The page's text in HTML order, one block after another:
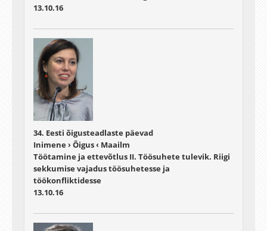
13.10.16
34. Eesti õigusteadlaste päevad
Inimene › Õigus ‹ Maailm
Töötamine ja ettevõtlus II. Töösuhete tulevik. Riigi
sekkumise vajadus töösuhetesse ja
töökonfliktidesse
13.10.16